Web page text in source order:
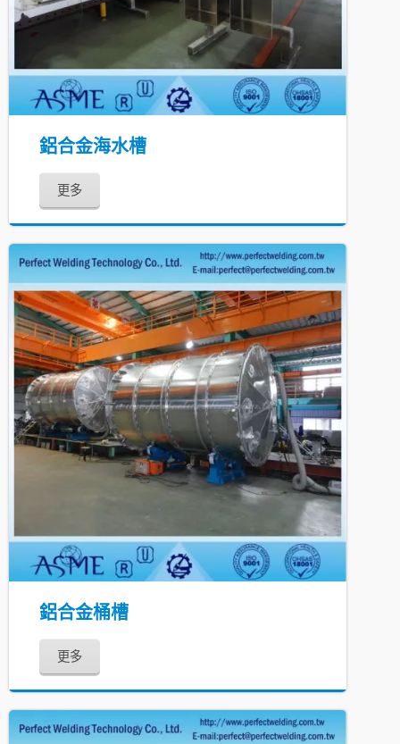
鋁合金海水槽
更多
鋁合金桶槽
更多